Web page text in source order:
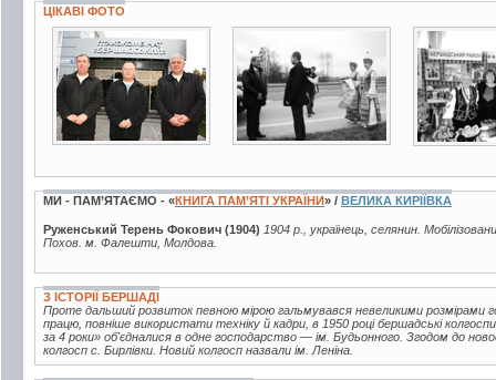
ЦІКАВІ ФОТО
3 фото 2 фото
МИ - ПАМ’ЯТАЄМО - «КНИГА ПАМ’ЯТІ УКРАЇНИ» / ВЕЛИКА КИРІЇВКА
Руженський Терень Фокович (1904) 1904 р., українець, селянин.
Похов. м. Фалешти, Молдова.
З ІСТОРІЇ БЕРШАДІ
Проте дальший розвиток певною мірою гальмувався невеликими розмірами
працю, повніше використати техніку й кадри, в 1950 році бершадські
за 4 роки» об'єдналися в одне господарство — ім. Будьонного. Згодом до
колгосп с. Бирлівки. Новий колгосп назвали ім. Леніна.